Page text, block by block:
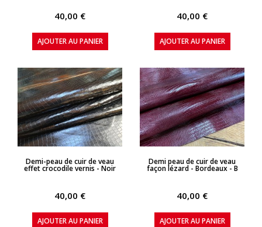
40,00 €
AJOUTER AU PANIER
40,00 €
AJOUTER AU PANIER
APERÇU RAPIDE
Demi-peau de cuir de veau
effet crocodile vernis - Noir
40,00 €
AJOUTER AU PANIER
APERÇU RAPIDE
Demi peau de cuir de veau
façon lézard - Bordeaux - B
40,00 €
AJOUTER AU PANIER